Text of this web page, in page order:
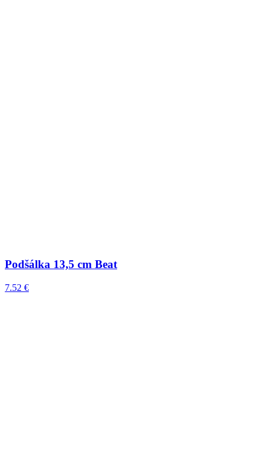
Podšálka 13,5 cm Beat
7.52 €